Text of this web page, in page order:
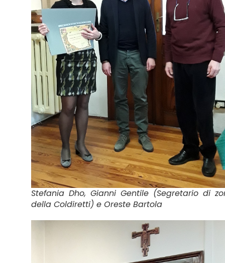
Stefania Dho, Gianni Gentile (Segretario di
della Coldiretti) e Oreste Bartola